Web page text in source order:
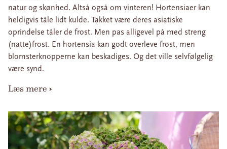
natur og skønhed. Altså også om vinteren! Hortensiaer kan
heldigvis tåle lidt kulde. Takket være deres asiatiske
oprindelse tåler de frost. Men pas alligevel på med streng
(natte)frost. En hortensia kan godt overleve frost, men
blomsterknopperne kan beskadiges. Og det ville selvfølgelig
være synd.
Læs mere